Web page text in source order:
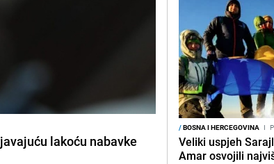
lakoću nabavke
/BOSNA I HERCEGOVINA I
Veliki uspjeh
Amar osvojili